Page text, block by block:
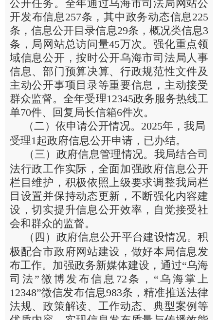
公开任务。全年通过乌海市司法局网站公
开发布信息257条，其中政务动态信息225
条，信息公开目录信息29条，概况类信息3
条，局网站总访问量45万次。强化重点领
域信息公开，按时公开乌海市司法局人事
信息、部门预算决算、行政规范性文件及
主动公开事项目录等重要信息，主动接受
群众监督。全年受理12345政务服务热线工
单70件、回复局长信箱6件次。
（二）依申请公开情况。2025年，我局
受理1起政府信息公开申请，已办结。
（三）政府信息管理情况。我局结合司
法行政工作实际，全面加强政府信息公开
栏目维护，积极依照上级要求调整我局栏
目设置并保持动态更新，不断强化内容建
设，切实提升信息公开效率，自觉接受社
会和群众的监督。
（四）政府信息公开平台建设情况。积
极配合市政府网站建设，做好本局信息发
布工作。加强政务新媒体建设，通过“乌海
司法”微博发布信息72条，“乌海掌上
12348”微信发布信息983条，精准推送法律
法规、政策解读、工作动态、典型案例等